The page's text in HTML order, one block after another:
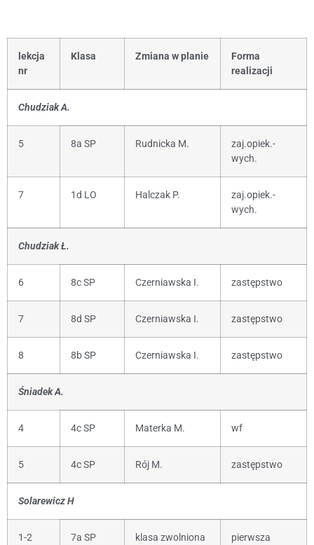
lekcja
nr
Klasa Zmiana w planie
Forma
realizacji
Chudziak A.
5 8a SP Rudnicka M.
zaj.opiek.-
wych.
7 1d LO Halczak P.
zaj.opiek.-
wych.
Chudziak Ł.
6 8c SP Czerniawska I. zastępstwo
7 8d SP Czerniawska I. zastępstwo
8 8b SP Czerniawska I. zastępstwo
Śniadek A.
4 4c SP Materka M. wf
5 4c SP Rój M. zastępstwo
Solarewicz H
1-2 7a SP klasa zwolniona
pierwsza